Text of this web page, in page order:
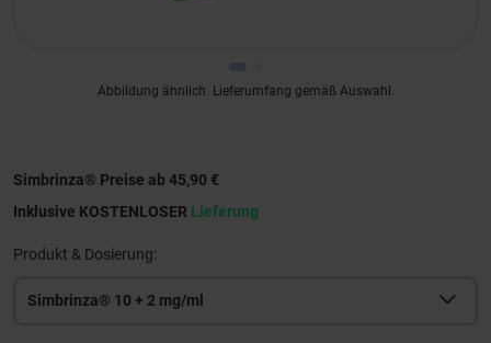
Abbildung ähnlich. Lieferumfang gemäß Auswahl.
Simbrinza® Preise ab 45,90 €
Inklusive KOSTENLOSER Lieferung
Produkt & Dosierung:
Simbrinza® 10 + 2 mg/ml